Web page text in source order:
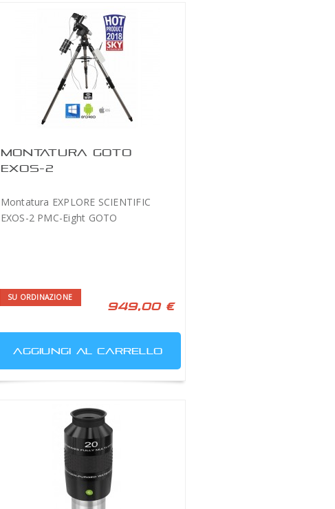
MONTATURA GOTO
EXOS-2
Montatura EXPLORE SCIENTIFIC
EXOS-2 PMC-Eight GOTO
SU ORDINAZIONE
949,00 €
AGGIUNGI AL CARRELLO